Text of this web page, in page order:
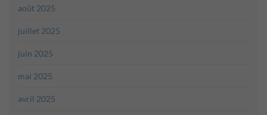
août 2025
juillet 2025
juin 2025
mai 2025
avril 2025